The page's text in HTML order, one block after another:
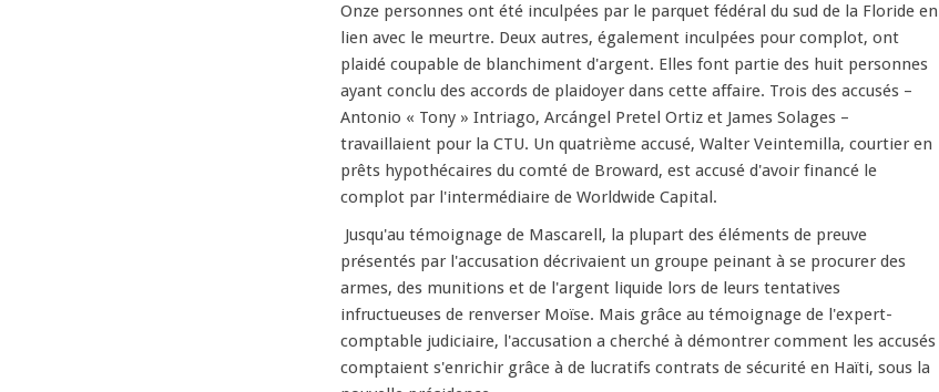
Onze personnes ont été inculpées par le parquet fédéral du sud de la Floride en
lien avec le meurtre. Deux autres, également inculpées pour complot, ont
plaidé coupable de blanchiment d'argent. Elles font partie des huit personnes
ayant conclu des accords de plaidoyer dans cette affaire. Trois des accusés –
Antonio « Tony » Intriago, Arcángel Pretel Ortiz et James Solages –
travaillaient pour la CTU. Un quatrième accusé, Walter Veintemilla, courtier en
prêts hypothécaires du comté de Broward, est accusé d'avoir financé le
complot par l'intermédiaire de Worldwide Capital.
Jusqu'au témoignage de Mascarell, la plupart des éléments de preuve
présentés par l'accusation décrivaient un groupe peinant à se procurer des
armes, des munitions et de l'argent liquide lors de leurs tentatives
infructueuses de renverser Moïse. Mais grâce au témoignage de l'expert-
comptable judiciaire, l'accusation a cherché à démontrer comment les accusés
comptaient s'enrichir grâce à de lucratifs contrats de sécurité en Haïti, sous la